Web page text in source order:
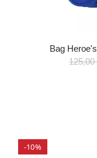
Bag
125,00
-10%